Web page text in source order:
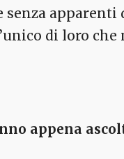
senza
di loro che
appena